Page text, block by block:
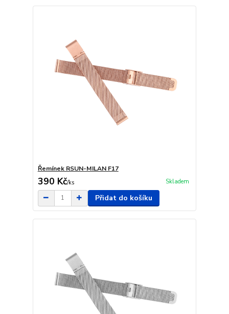
Řemínek RSUN-MILAN F17
390 Kč/ks Skladem
Přidat do košíku